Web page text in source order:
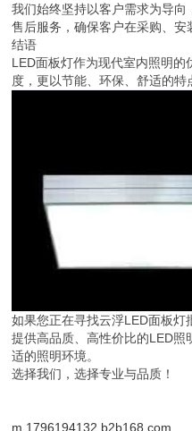
我们始终坚持以客户需求为导
售后服务，确保客户在采购、安
结语
LED面板灯作为现代室内照明
度，更以节能、环保、舒适的特
如果您正在寻找云浮LED面板灯
提供高品质、高性价比的LED
适的照明环境。
选择我们，选择专业与品质！
m.1796194132.b2b168.com